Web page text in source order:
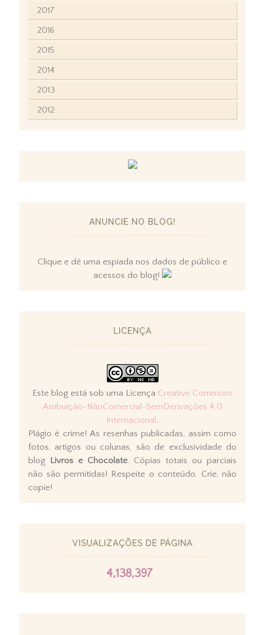
2017
2016
2015
2014
2013
2012
ANUNCIE NO BLOG!
Clique e dê uma espiada nos dados de público e
acessos do blog!
LICENÇA
Este blog está sob uma Licença Creative Commons
Atribuição-NãoComercial-SemDerivações 4.0
Internacional .
Plágio é crime! As resenhas publicadas, assim como
fotos, artigos ou colunas, são de exclusividade do
blog Livros e Chocolate. Cópias totais ou parciais
não são permitidas! Respeite o conteúdo. Crie, não
copie!
VISUALIZAÇÕES DE PÁGINA
4,138,397